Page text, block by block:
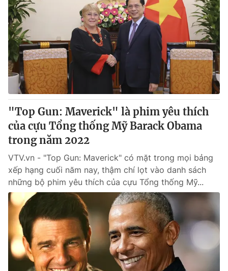
® Cấm sao chép dưới mọi hình thức nếu không có sự chấp
thuận bằng văn bản. Ghi rõ nguồn VTV.vn khi phát hành lại
thông tin từ website này.
"Top Gun: Maverick" là phim yêu thích
của cựu Tổng thống Mỹ Barack Obama
trong năm 2022
VTV.vn - "Top Gun: Maverick" có mặt trong mọi bảng
xếp hạng cuối năm nay, thậm chí lọt vào danh sách
những bộ phim yêu thích của cựu Tổng thống Mỹ...